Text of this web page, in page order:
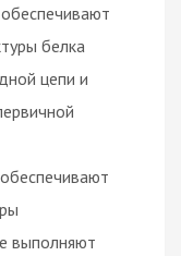
белка
цепи и
выполняют